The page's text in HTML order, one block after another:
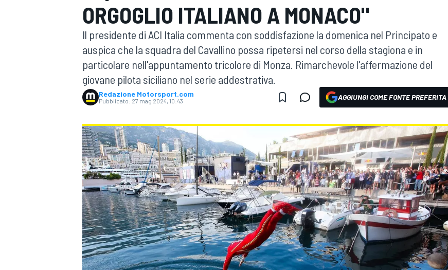
MOTOGP WEC
WRC
ORGOGLIO ITALIANO A MONACO"
Il presidente di ACI Italia commenta con soddisfazione la domenica nel Principato e
auspica che la squadra del Cavallino possa ripetersi nel corso della stagiona e in
particolare nell'appuntamento tricolore di Monza. Rimarchevole l'affermazione del
giovane pilota siciliano nel serie addestrativa.
Redazione Motorsport.com
Pubblicato: 27 mag 2024, 10:43 AGGIUNGI COME FONTE PREFERITA